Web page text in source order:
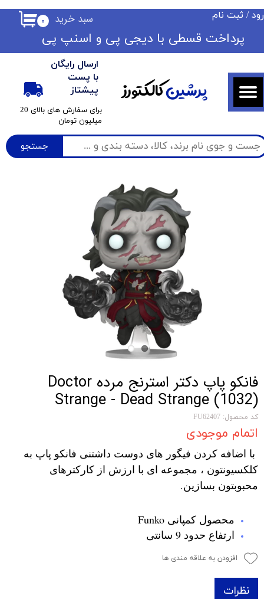
جستجو
ارسال رایگان
با پست
پیشتاز
​برای سفارش های بالای 20
میلیون تومان
۰ سبد خرید / ثبت نام
حساب کاربری من
تغییر گذر واژه
سفارشات
خروج از حساب کاربری
​​پرداخت قسطی با دیجی پی ​​​​​​​و اسنپ پی
پرشینکالکتورز
فانکو پاپ دکتر استرنج مرده Doctor
Strange - Dead Strange (1032)
کد محصول: FU62407
اتمام موجودی
با اضافه کردن فیگور های دوست داشتنی فانکو پاپ به
کلکسیونتون ، مجموعه ای با ارزش از کارکترهای
محبوبتون بسازین.
محصول کمپانی Funko
ارتفاع حدود 9 سانتی
افزودن به علاقه مندی ها
نظرات